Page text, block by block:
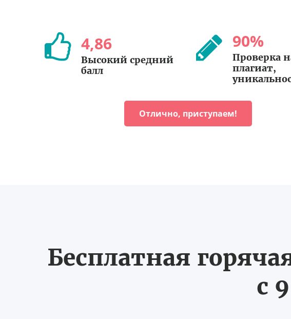
4,86
Высокий средний
балл
90%
Проверка
плагиат,
Отлично, приступаем!
Бесплатная
с